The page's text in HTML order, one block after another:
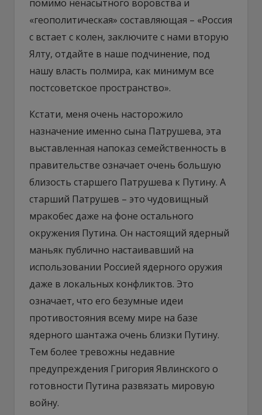
помимо ненасытного воровства и
«геополитическая» составляющая – «Россия
с встает с колен, заключите с нами вторую
Ялту, отдайте в наше подчинение, под
нашу власть полмира, как минимум все
постсоветское пространство».
Кстати, меня очень насторожило
назначение именно сына Патрушева, эта
выставленная напоказ семейственность в
правительстве означает очень большую
близость старшего Патрушева к Путину. А
старший Патрушев – это чудовищный
мракобес даже на фоне остального
окружения Путина. Он настоящий ядерный
маньяк публично настаивавший на
использовании Россией ядерного оружия
даже в локальных конфликтов. Это
означает, что его безумные идеи
противостояния всему мире на базе
ядерного шантажа очень близки Путину.
Тем более тревожны недавние
предупреждения Григория Явлинского о
готовности Путина развязать мировую
войну.